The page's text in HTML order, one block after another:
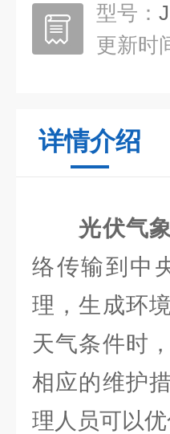
型号：
更新时
详情介绍
光伏气
络传输到中
理，生成环
天气条件时
相应的维护
理人员可以